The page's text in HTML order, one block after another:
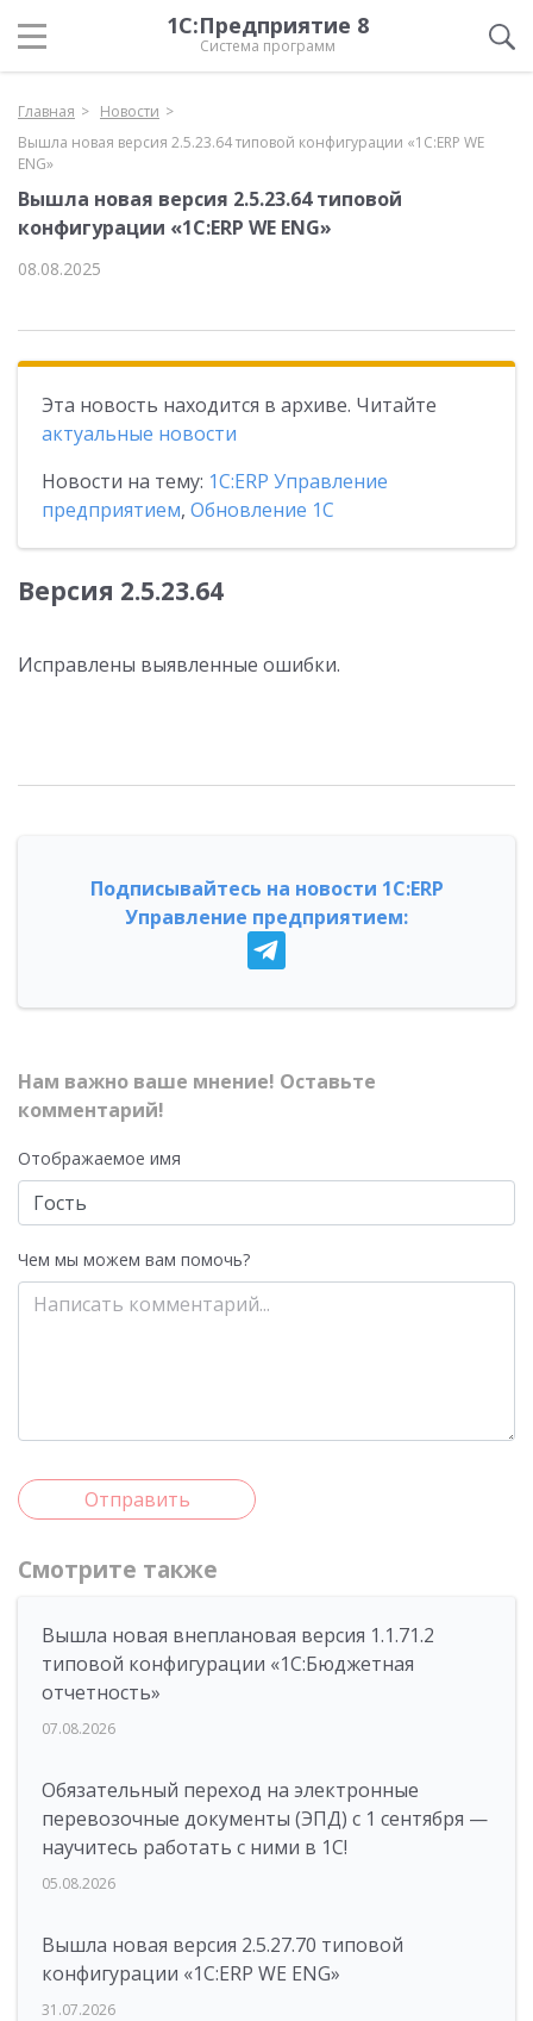
1С:Предприятие 8
Система программ
Главная
Новости
Вышла новая версия 2.5.23.64 типовой конфигурации «1С:ERP WE
ENG»
Вышла новая версия 2.5.23.64 типовой
конфигурации «1С:ERP WE ENG»
08.08.2025
Эта новость находится в архиве. Читайте
актуальные новости
Новости на тему: 1С:ERP Управление
предприятием, Обновление 1С
Версия 2.5.23.64
Исправлены выявленные ошибки.
Подписывайтесь на новости 1С:ERP
Управление предприятием:
Нам важно ваше мнение! Оставьте
комментарий!
Отображаемое имя
Чем мы можем вам помочь?
Отправить
Смотрите также
Вышла новая внеплановая версия 1.1.71.2
типовой конфигурации «1C:Бюджетная
отчетность»
07.08.2026
Обязательный переход на электронные
перевозочные документы (ЭПД) с 1 сентября —
научитесь работать с ними в 1С!
05.08.2026
Вышла новая версия 2.5.27.70 типовой
конфигурации «1С:ERP WE ENG»
31.07.2026